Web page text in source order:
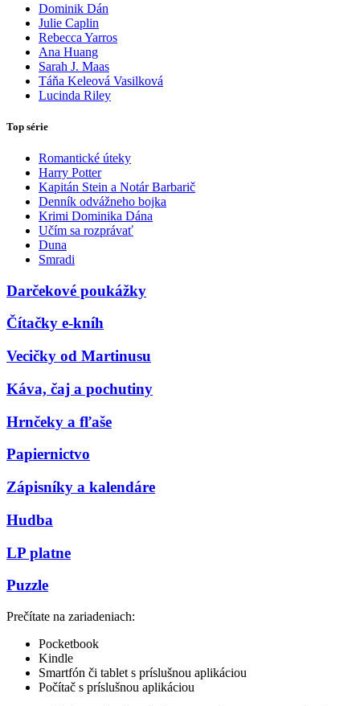
Dominik Dán
Julie Caplin
Rebecca Yarros
Ana Huang
Sarah J. Maas
Táňa Keleová Vasilková
Lucinda Riley
Top série
Romantické úteky
Harry Potter
Kapitán Stein a Notár Barbarič
Denník odvážneho bojka
Krimi Dominika Dána
Učím sa rozprávať
Duna
Smradi
Darčekové poukážky
Čítačky e-kníh
Vecičky od Martinusu
Káva, čaj a pochutiny
Hrnčeky a fľaše
Papiernictvo
Zápisníky a kalendáre
Hudba
LP platne
Puzzle
Prečítate na zariadeniach:
Pocketbook
Kindle
Smartfón či tablet s príslušnou aplikáciou
Počítač s príslušnou aplikáciou